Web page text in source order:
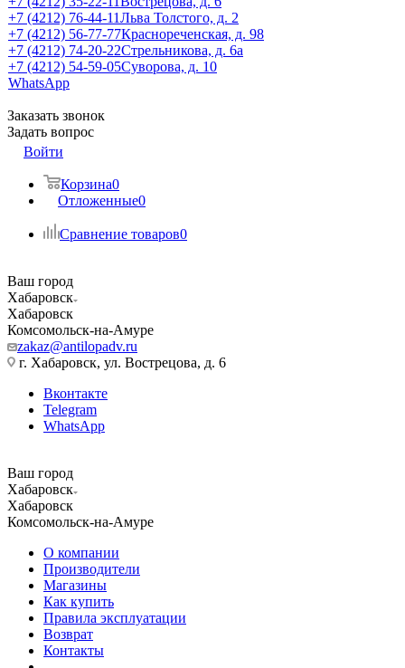
+7 (4212) 76-44-11Льва Толстого, д. 2
+7 (4212) 56-77-77Краснореченская, д. 98
+7 (4212) 74-20-22Стрельникова, д. 6а
+7 (4212) 54-59-05Суворова, д. 10
WhatsApp
Заказать звонок
Задать вопрос
Войти
Корзина0
Отложенные0
Сравнение товаров0
Ваш город
Хабаровск
Хабаровск
Комсомольск-на-Амуре
zakaz@antilopadv.ru
г. Хабаровск, ул. Вострецова, д. 6
Вконтакте
Telegram
WhatsApp
Ваш город
Хабаровск
Хабаровск
Комсомольск-на-Амуре
О компании
Производители
Магазины
Как купить
Правила эксплуатации
Возврат
Контакты